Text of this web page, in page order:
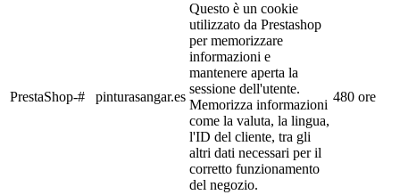
PrestaShop-# pinturasangar.es
Questo è un cookie
utilizzato da Prestashop
per memorizzare
informazioni e
mantenere aperta la
sessione dell'utente.
Memorizza informazioni
come la valuta, la lingua,
l'ID del cliente, tra gli
altri dati necessari per il
corretto funzionamento
del negozio.
480 ore